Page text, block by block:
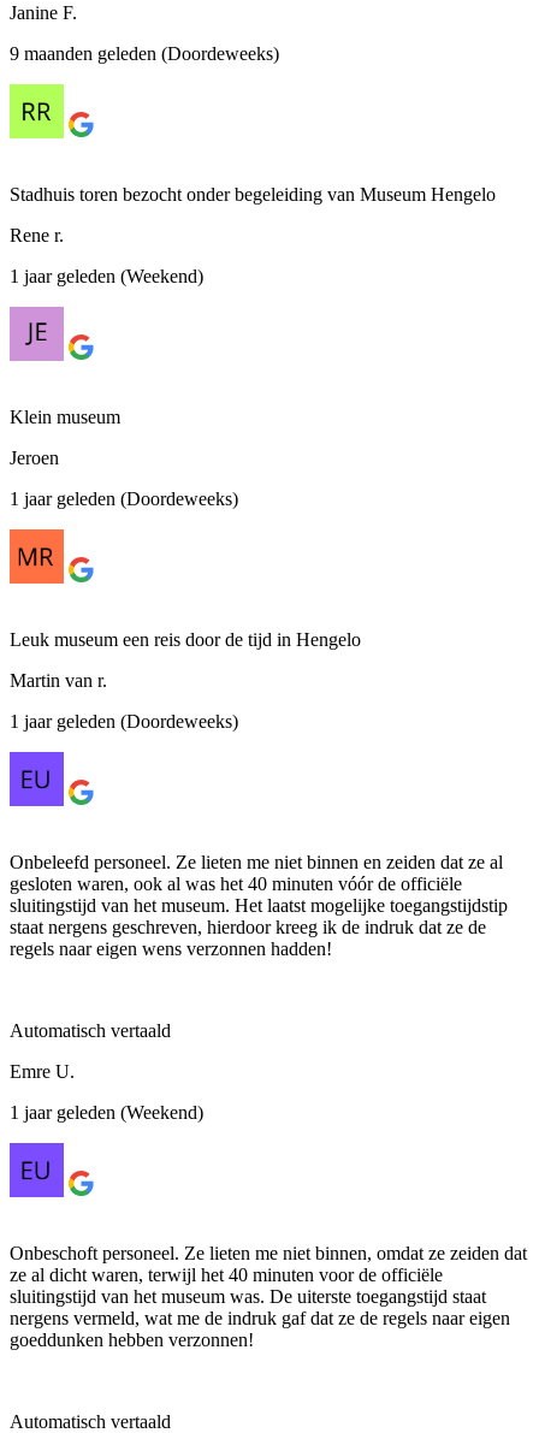
Janine F.
9 maanden geleden (Doordeweeks)
Stadhuis toren bezocht onder begeleiding van Museum Hengelo
Rene r.
1 jaar geleden (Weekend)
Klein museum
Jeroen
1 jaar geleden (Doordeweeks)
Leuk museum een reis door de tijd in Hengelo
Martin van r.
1 jaar geleden (Doordeweeks)
Onbeleefd personeel. Ze lieten me niet binnen en zeiden dat ze al
gesloten waren, ook al was het 40 minuten vóór de officiële
sluitingstijd van het museum. Het laatst mogelijke toegangstijdstip
staat nergens geschreven, hierdoor kreeg ik de indruk dat ze de
regels naar eigen wens verzonnen hadden!
Automatisch vertaald
Emre U.
1 jaar geleden (Weekend)
Onbeschoft personeel. Ze lieten me niet binnen, omdat ze zeiden dat
ze al dicht waren, terwijl het 40 minuten voor de officiële
sluitingstijd van het museum was. De uiterste toegangstijd staat
nergens vermeld, wat me de indruk gaf dat ze de regels naar eigen
goeddunken hebben verzonnen!
Automatisch vertaald